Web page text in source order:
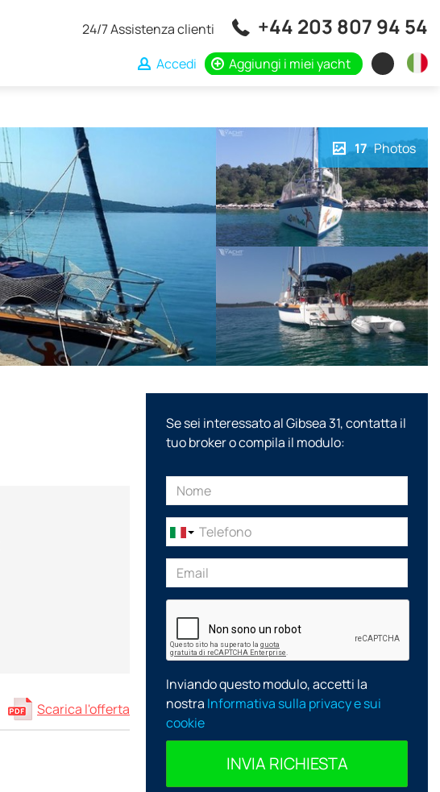
24/7 Assistenza clienti +44 203 807 94 54
Accedi Aggiungi i miei yacht
17 Photos
Scarica l'offerta
Se sei interessato al Gibsea 31, contatta il
tuo broker o compila il modulo:
Inviando questo modulo, accetti la
nostra Informativa sulla privacy e sui
cookie
INVIA RICHIESTA